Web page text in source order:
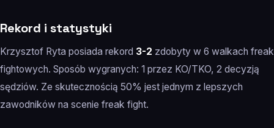
Rekord i statystyki
Krzysztof Ryta posiada rekord 3-2 zdobyty w 6 walkach freak
fightowych. Sposób wygranych: 1 przez KO/TKO, 2 decyzją
sędziów. Ze skutecznością 50% jest jednym z lepszych
zawodników na scenie freak fight.